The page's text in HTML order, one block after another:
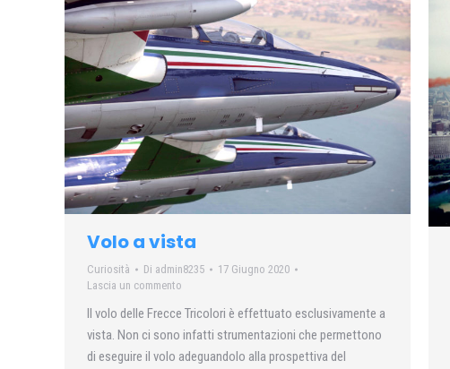
Volo a vista
Curiosità Di admin8235
17 Giugno 2020
Lascia un commento
Il volo delle Frecce Tricolori è effettuato esclusivamente a
vista. Non ci sono infatti strumentazioni che permettono
di eseguire il volo adeguandolo alla prospettiva del